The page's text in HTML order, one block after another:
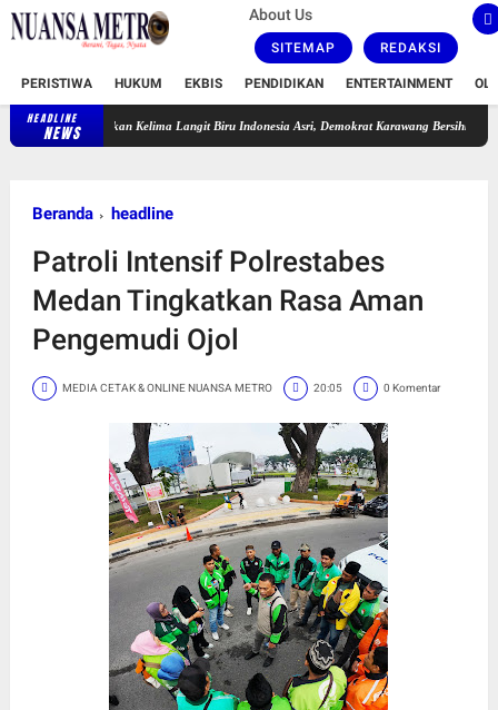
About Us
SITEMAP REDAKSI
PERISTIWA HUKUM EKBIS PENDIDIKAN ENTERTAINMENT
HEADLINE
NEWS
Pekan Kelima Langit Biru Indonesia Asri, Demokrat Karawang Bersihkan TPU Leuweung
Beranda headline
Patroli Intensif Polrestabes
Medan Tingkatkan Rasa Aman
Pengemudi Ojol
MEDIA CETAK & ONLINE NUANSA METRO 20:05 0 Komentar